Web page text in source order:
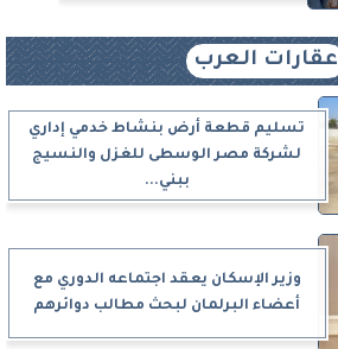
عقارات العرب
تسليم قطعة أرض بنشاط خدمي إداري
لشركة مصر الوسطى للغزل والنسيج
ببني...
وزير الإسكان يعقد اجتماعه الدوري مع
أعضاء البرلمان لبحث مطالب دوائرهم